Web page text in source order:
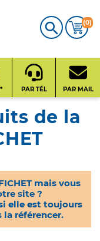
 (0)
CATALOGUE
PRODUITS
sommes-nous
fournisseurs
PAR TÉL PAR MAIL
de la
mais vous
site ?
elle est toujours
la référencer.